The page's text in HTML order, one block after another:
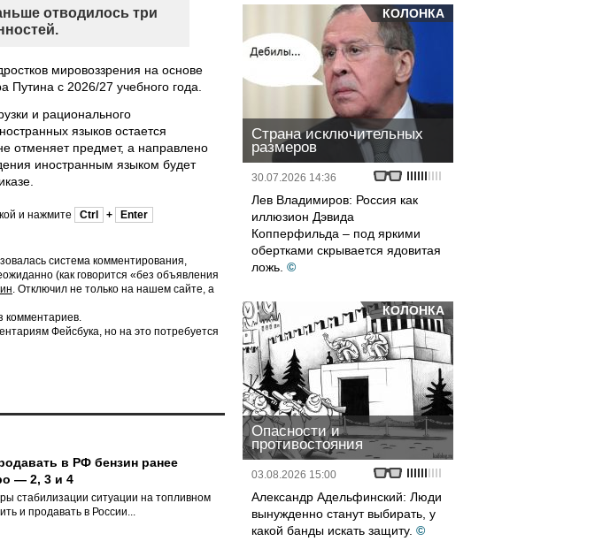
отводилось три
мировоззрения на основе
с 2026/27 учебного года.
и рационального
языков остается
отменяет предмет, а направлено
иностранным языком будет
и нажмите Ctrl + Enter
система комментирования,
(как говорится «без объявления
. Отключил не только на нашем сайте, а
комментариев.
Фейсбука, но на это потребуется
в РФ бензин ранее
— 2, 3 и 4
стабилизации ситуации на топливном
и продавать в России...
КОЛОНКА
Страна исключительных
размеров
30.07.2026 14:36
Лев Владимиров: Россия как
иллюзион Дэвида
Копперфильда – под яркими
обертками скрывается ядовитая
ложь. ©
КОЛОНКА
Опасности и
противостояния
03.08.2026 15:00
Александр Адельфинский: Люди
вынужденно станут выбирать, у
какой банды искать защиту. ©